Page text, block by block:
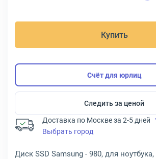
Купить
Счёт для юрлиц
Следить за ценой
Доставка по Москве за 2-5 дней
Выбрать город
Диск SSD Samsung - 980, для